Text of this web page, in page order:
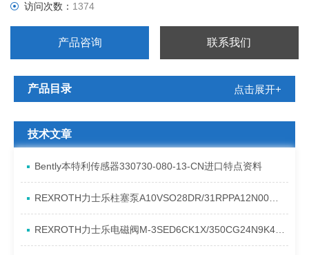
访问次数： 1374
产品咨询 联系我们
产品目录 点击展开+
技术文章
Bently本特利传感器330730-080-13-CN进口特点资料
REXROTH力士乐柱塞泵A10VSO28DR/31RPPA12N00产品资料简介
REXROTH力士乐电磁阀M-3SED6CK1X/350CG24N9K4进口现货介绍